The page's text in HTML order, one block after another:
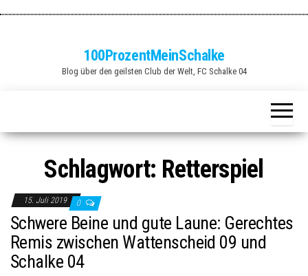
100ProzentMeinSchalke
Blog über den geilsten Club der Welt, FC Schalke 04
Schlagwort: Retterspiel
15. Juli 2019 0
Schwere Beine und gute Laune: Gerechtes
Remis zwischen Wattenscheid 09 und
Schalke 04